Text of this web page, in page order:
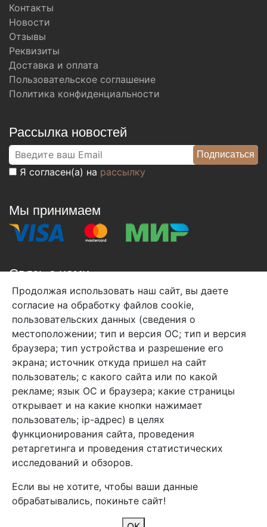
Контакты
Новости
Отзывы
Реквизиты
Доставка и оплата
Пользовательское соглашение
Политика конфиденциальности
Рассылка новостей
Я согласен(а) на рассылку
Мы принимаем
Связь с нами
+7 (495) 933-38-08
info@arben-textile.ru- оптовые продажи
Арбен текстиль г. Щелково, пер.
1-й Советский д.25, владение 2.
Мы в соц. сетях
2026 Copyright © Арбен
Продолжая использовать наш сайт, вы даете
согласие на обработку файлов cookie,
пользовательских данных (сведения о
местоположении; тип и версия ОС; тип и версия
браузера; тип устройства и разрешение его
экрана; источник откуда пришел на сайт
пользователь; с какого сайта или по какой
рекламе; язык ОС и браузера; какие страницы
открывает и на какие кнопки нажимает
пользователь; ip-адрес) в целях
функционирования сайта, проведения
ретаргетинга и проведения статистических
исследований и обзоров.
Если вы не хотите, чтобы ваши данные
обрабатывались, покиньте сайт!